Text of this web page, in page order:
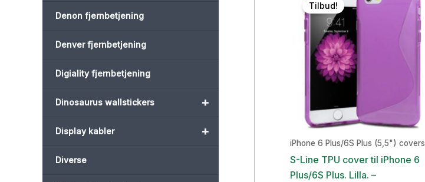
Denon fjernbetjening
Denver fjernbetjening
Digiality fjernbetjening
+
Dinosaurus wallstickers
+
Display kabler
Diverse
Tilbud!
iPhone 6 Plus/6S Plus (5,5") covers
S-Line TPU cover til iPhone 6
Plus/6S Plus. Lilla. –